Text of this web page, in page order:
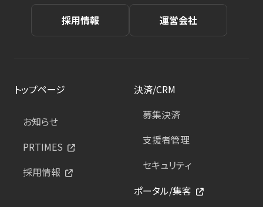
採用情報 運営会社
トップページ
お知らせ
PRTIMES
採用情報
決済/CRM
募集決済
支援者管理
セキュリティ
ポータル/集客